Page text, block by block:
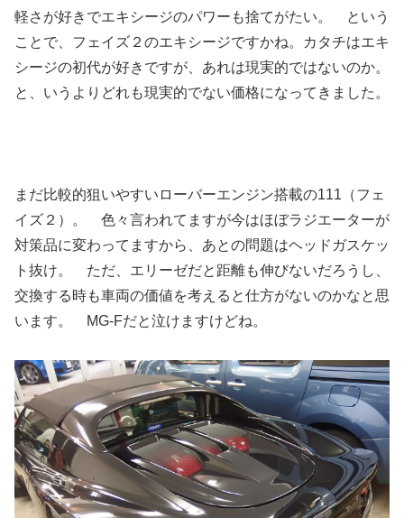
軽さが好きでエキシージのパワーも捨てがたい。 という
ことで、フェイズ２のエキシージですかね。カタチはエキ
シージの初代が好きですが、あれは現実的ではないのか。
と、いうよりどれも現実的でない価格になってきました。
まだ比較的狙いやすいローバーエンジン搭載の111（フェ
イズ２）。 色々言われてますが今はほぼラジエーターが
対策品に変わってますから、あとの問題はヘッドガスケッ
ト抜け。 ただ、エリーゼだと距離も伸びないだろうし、
交換する時も車両の価値を考えると仕方がないのかなと思
います。 MG-Fだと泣けますけどね。